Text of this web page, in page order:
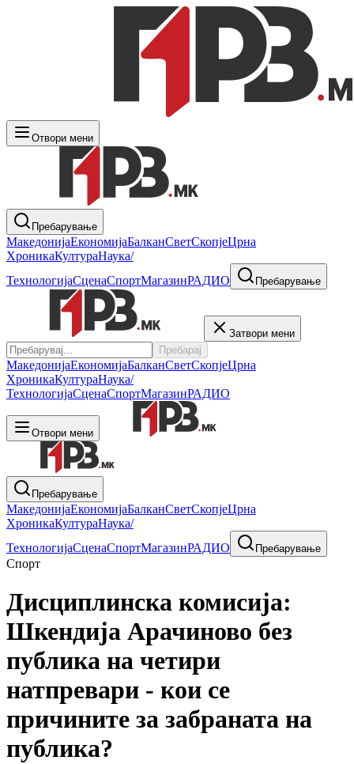
Отвори мени
Пребарување
МакедонијаЕкономијаБалканСветСкопјеЦрна
ХроникаКултураНаука/
ТехнологијаСценаСпортМагазинРАДИО Пребарување
Затвори мени
Пребарај
МакедонијаЕкономијаБалканСветСкопјеЦрна
ХроникаКултураНаука/
ТехнологијаСценаСпортМагазинРАДИО
Отвори мени
Пребарување
МакедонијаЕкономијаБалканСветСкопјеЦрна
ХроникаКултураНаука/
ТехнологијаСценаСпортМагазинРАДИО Пребарување
Спорт
Дисциплинска комисија:
Шкендија Арачиново без
публика на четири
натпревари - кои се
причините за забраната на
публика?